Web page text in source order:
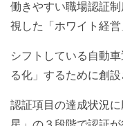
働きやすい職場認証
視した「ホワイト経
シフトしている自動
る化」するために創
認証項目の達成状況